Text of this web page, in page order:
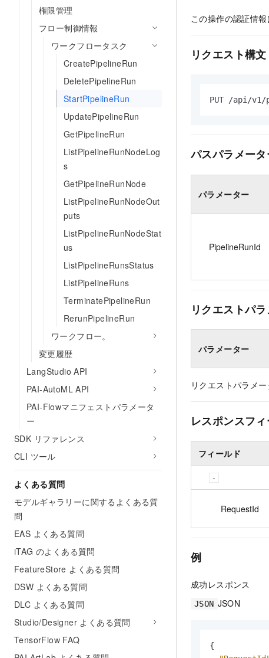
権限管理
フロー制御情報
ワークフロータスク
CreatePipelineRun
DeletePipelineRun
StartPipelineRun
UpdatePipelineRun
GetPipelineRun
ListPipelineRunNodeLog
s
GetPipelineRunNode
ListPipelineRunNodeOut
puts
ListPipelineRunNodeStat
us
ListPipelineRunsStatus
ListPipelineRuns
TerminatePipelineRun
RerunPipelineRun
ワークフロー。
変更履歴
LangStudio API
PAI-AutoML API
PAI-Flowマニフェストパラメータ
ー
SDK リファレンス
CLI ツール
よくある質問
モデルギャラリーに関するよくある質
問
EAS よくある質問
iTAG のよくある質問
FeatureStore よくある質問
DSW よくある質問
DLC よくある質問
Studio/Designer よくある質問
TensorFlow FAQ
この操作の認証情
リクエスト構文
PUT /api/
パスパラメータ
パラメーター
PipelineRunId
リクエストパ
パラメーター
リクエストパラメー
レスポンスフ
フィールド
RequestId
例
成功レスポンス
JSON JSON
{